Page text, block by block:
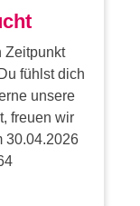
Zeitpunkt
fühlst dich
unsere
freuen wir
30.04.2026